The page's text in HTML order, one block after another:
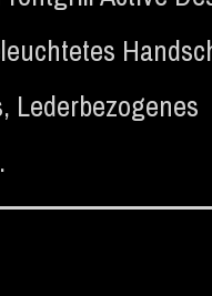
Lederbezogenes